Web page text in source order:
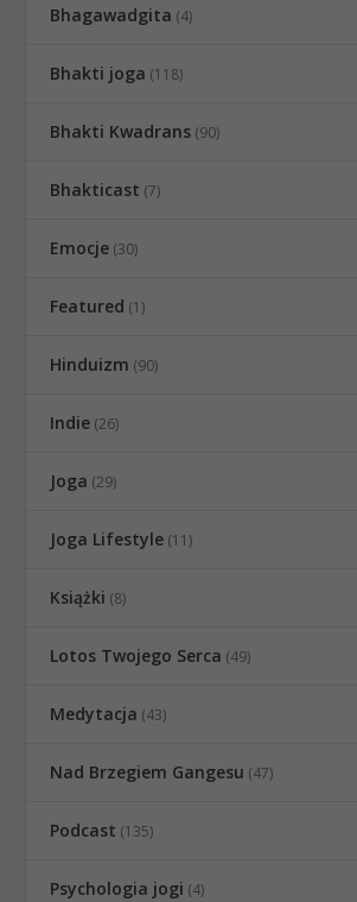
Bhagawadgita (4)
Bhakti joga (118)
Bhakti Kwadrans (90)
Bhakticast (7)
Emocje (30)
Featured (1)
Hinduizm (90)
Indie (26)
Joga (29)
Joga Lifestyle (11)
Książki (8)
Lotos Twojego Serca (49)
Medytacja (43)
Nad Brzegiem Gangesu (47)
Podcast (135)
Psychologia jogi (4)